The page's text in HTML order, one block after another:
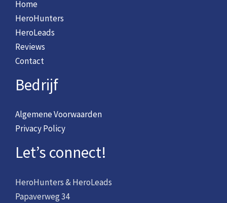
Home
HeroHunters
HeroLeads
Reviews
Contact
Bedrijf
Algemene Voorwaarden
Privacy Policy
Let’s connect!
HeroHunters & HeroLeads
Papaverweg 34